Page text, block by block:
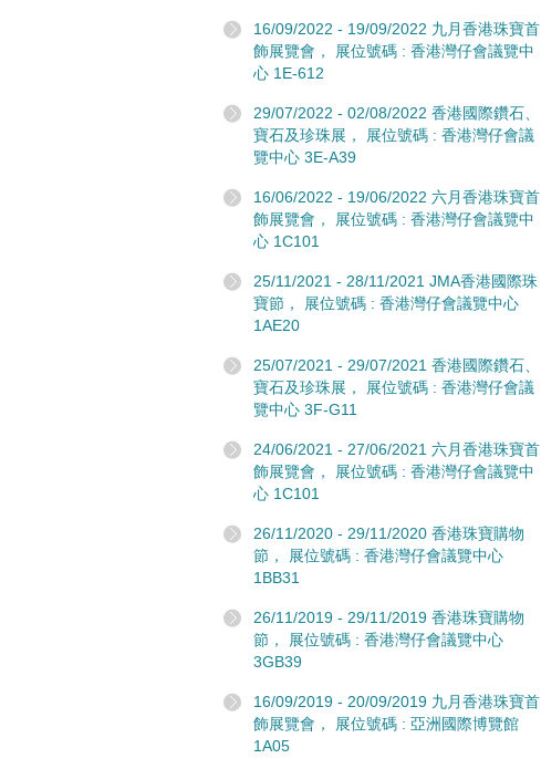
16/09/2022 - 19/09/2022 九月香港珠寶首
飾展覽會， 展位號碼 : 香港灣仔會議覽中
心 1E-612
29/07/2022 - 02/08/2022 香港國際鑽石、
寶石及珍珠展， 展位號碼 : 香港灣仔會議
覽中心 3E-A39
16/06/2022 - 19/06/2022 六月香港珠寶首
飾展覽會， 展位號碼 : 香港灣仔會議覽中
心 1C101
25/11/2021 - 28/11/2021 JMA香港國際珠
寶節， 展位號碼 : 香港灣仔會議覽中心
1AE20
25/07/2021 - 29/07/2021 香港國際鑽石、
寶石及珍珠展， 展位號碼 : 香港灣仔會議
覽中心 3F-G11
24/06/2021 - 27/06/2021 六月香港珠寶首
飾展覽會， 展位號碼 : 香港灣仔會議覽中
心 1C101
26/11/2020 - 29/11/2020 香港珠寶購物
節， 展位號碼 : 香港灣仔會議覽中心
1BB31
26/11/2019 - 29/11/2019 香港珠寶購物
節， 展位號碼 : 香港灣仔會議覽中心
3GB39
16/09/2019 - 20/09/2019 九月香港珠寶首
飾展覽會， 展位號碼 : 亞洲國際博覽館
1A05